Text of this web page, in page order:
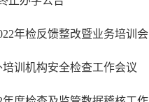
年检反馈整改暨业务培训会
训机构安全检查工作会议